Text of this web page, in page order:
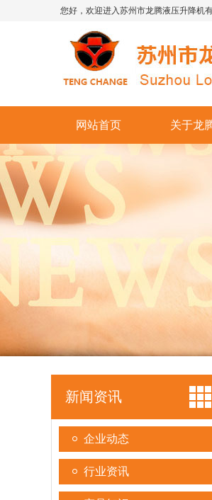
您好，欢迎进入苏州市龙腾液压升降机
网站首页 关于龙
新闻资讯
企业动态
行业资讯